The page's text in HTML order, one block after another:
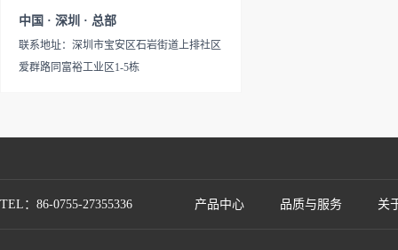
中国 · 深圳 · 总部
联系地址：深圳市宝安区石岩街道上排社区
爱群路同富裕工业区1-5栋
TEL：86-0755-27355336 产品中心 品质与服务 关